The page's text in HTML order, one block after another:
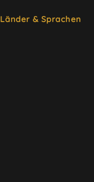
Länder & Sprachen